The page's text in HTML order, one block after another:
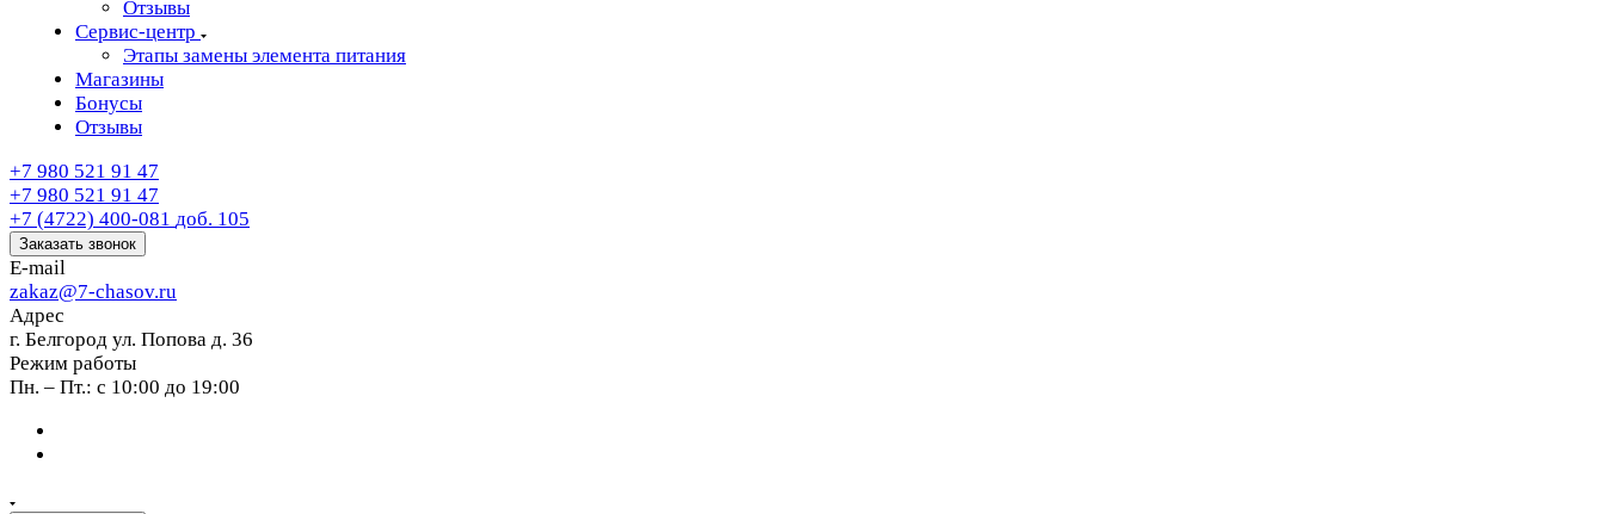
Отзывы
Сервис-центр
Этапы замены элемента питания
Магазины
Бонусы
Отзывы
+7 980 521 91 47
+7 980 521 91 47
+7 (4722) 400-081 доб. 105
Заказать звонок
E-mail
zakaz@7-chasov.ru
Адрес
г. Белгород ул. Попова д. 36
Режим работы
Пн. – Пт.: с 10:00 до 19:00